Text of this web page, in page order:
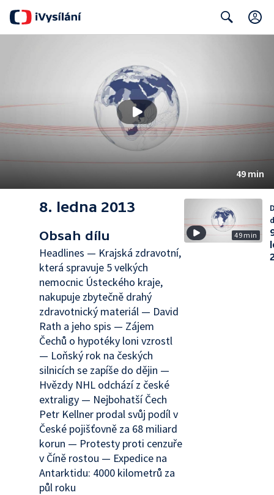
49 min
8. ledna 2013
Obsah dílu
Headlines — Krajská zdravotní,
která spravuje 5 velkých
nemocnic Ústeckého kraje,
nakupuje zbytečně drahý
zdravotnický materiál — David
Rath a jeho spis — Zájem
Čechů o hypotéky loni vzrostl
— Loňský rok na českých
silnicích se zapíše do dějin —
Hvězdy NHL odchází z české
extraligy — Nejbohatší Čech
Petr Kellner prodal svůj podíl v
České pojišťovně za 68 miliard
korun — Protesty proti cenzuře
v Číně rostou — Expedice na
Antarktidu: 4000 kilometrů za
půl roku
49 min